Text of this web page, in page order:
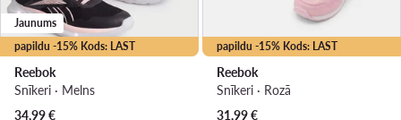
papildu -15% Kods: LAST
Jaunums
Reebok
Snīkeri · Melns
34,99€
papildu -15% Kods: LAST
Reebok
Snīkeri · Rozā
31,99€